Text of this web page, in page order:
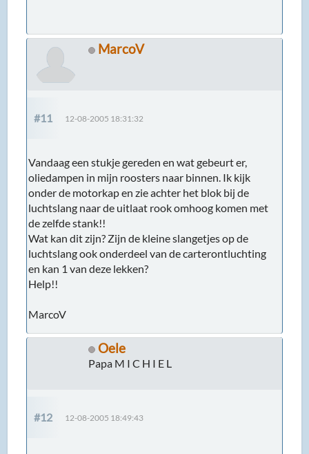
MarcoV
#11 12-08-2005 18:31:32
Vandaag een stukje gereden en wat gebeurt er,
oliedampen in mijn roosters naar binnen. Ik kijk
onder de motorkap en zie achter het blok bij de
luchtslang naar de uitlaat rook omhoog komen met
de zelfde stank!!
Wat kan dit zijn? Zijn de kleine slangetjes op de
luchtslang ook onderdeel van de carterontluchting
en kan 1 van deze lekken?
Help!!
MarcoV
Oele
Papa M I C H I E L
#12 12-08-2005 18:49:43